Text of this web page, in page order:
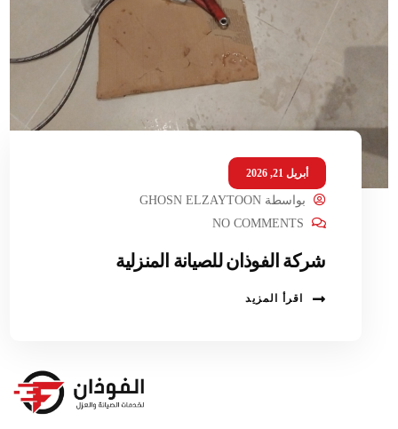
أبريل 21, 2026
بواسطةGHOSN ELZAYTOON
NO COMMENTS
شركة الفوذان للصيانة المنزلية
اقرأ المزيد